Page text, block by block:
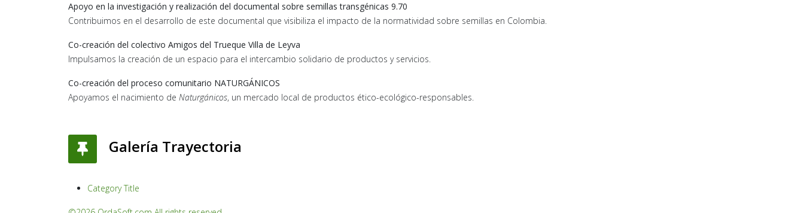
Apoyo en la investigación y realización del documental sobre semillas transgénicas 9.70
Contribuimos en el desarrollo de este documental que visibiliza el impacto de la normatividad sobre semillas en Colombia.
Co-creación del colectivo Amigos del Trueque Villa de Leyva
Impulsamos la creación de un espacio para el intercambio solidario de productos y servicios.
Co-creación del proceso comunitario NATURGÁNICOS
Apoyamos el nacimiento de Naturgánicos, un mercado local de productos ético-ecológico-responsables.
Galería Trayectoria
Category Title